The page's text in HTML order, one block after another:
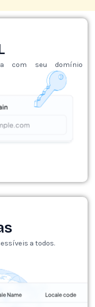
com seu domínio
a todos.